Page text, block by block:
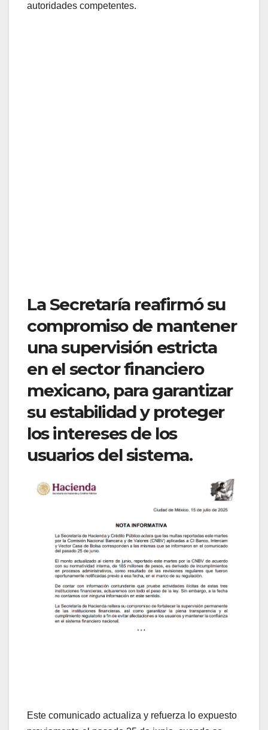
autoridades competentes.
La Secretaría reafirmó su
compromiso de mantener
una supervisión estricta
en el sector financiero
mexicano, para garantizar
su estabilidad y proteger
los intereses de los
usuarios del sistema.
Este comunicado actualiza y refuerza lo expuesto